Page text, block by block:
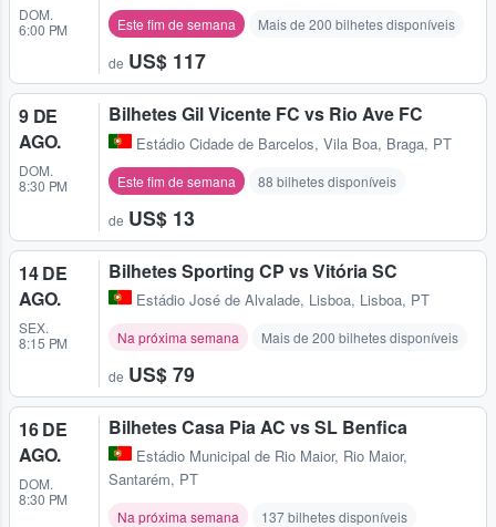
DOM.
6:00 PM
Este fim de semana Mais de 200 bilhetes disponíveis
de US$ 117
9 DE
AGO.
DOM.
8:30 PM
Bilhetes Gil Vicente FC vs Rio Ave FC
Estádio Cidade de Barcelos, Vila Boa, Braga, PT
Este fim de semana 88 bilhetes disponíveis
de US$ 13
14 DE
AGO.
SEX.
8:15 PM
Bilhetes Sporting CP vs Vitória SC
Estádio José de Alvalade, Lisboa, Lisboa, PT
Na próxima semana Mais de 200 bilhetes disponíveis
de US$ 79
16 DE
AGO.
DOM.
8:30 PM
Bilhetes Casa Pia AC vs SL Benfica
Estádio Municipal de Rio Maior, Rio Maior,
Santarém, PT
Na próxima semana 137 bilhetes disponíveis